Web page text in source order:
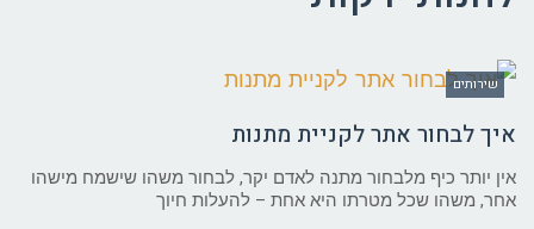
שירותים
איך לבחור אתר לקניית מתנות
אין יותר כיף מלבחור מתנה לאדם יקר, לבחור משהו שישמח מישהו
אחר, משהו שכל מטרתו היא אחת – להעלות חיוך